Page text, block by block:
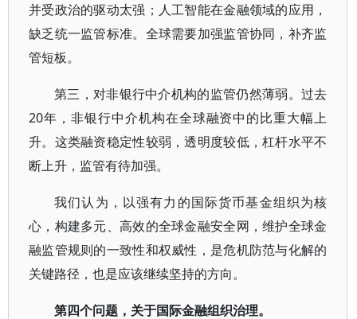
并受政治的驱动太强；人工智能在金融领域的应用，
缺乏统一监管标准。全球需要加强监管协同，补齐监
管短板。
第三，对非银行中介机构的监管仍然薄弱。过去
20年，非银行中介机构在全球融资中的比重大幅上
升。这类融资稳定性较弱，透明度较低，杠杆水平不
断上升，监管有待加强。
我们认为，以强有力的国际货币基金组织为核
心，构建多元、高效的全球金融安全网，维护全球金
融监管规则的一致性和权威性，是危机防范与化解的
关键路径，也是应该继续坚持的方向。
第四个问题，关于国际金融组织治理。